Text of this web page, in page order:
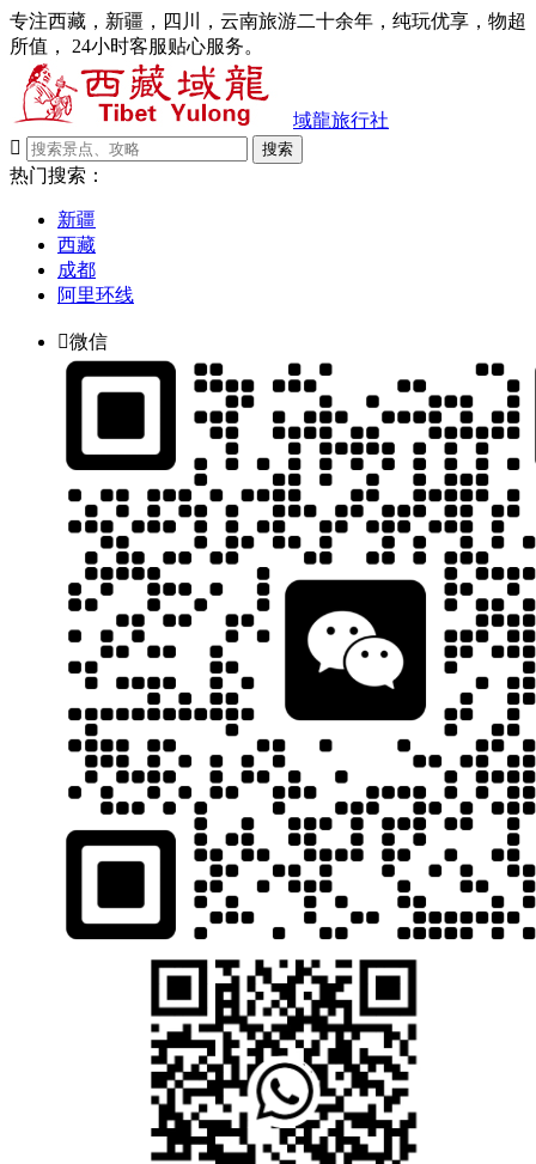
专注西藏，新疆，四川，云南旅游二十余年，纯玩优享，物超
所值， 24小时客服贴心服务。
域龍旅行社

搜索
热门搜索：
新疆
西藏
成都
阿里环线
微信